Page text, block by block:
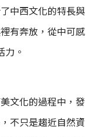
中西文化的特長與
有奔放，從中可感
力。
文化的過程中，發
不只是趨近自然資